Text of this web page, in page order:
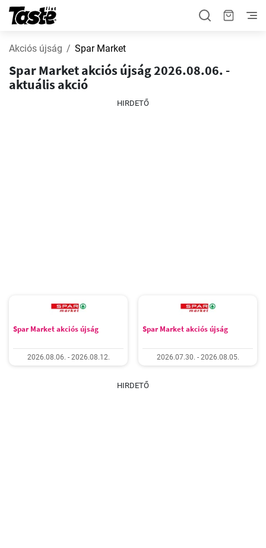
Akciós újság Spar Market
Spar Market akciós újság 2026.08.06. -
aktuális akció
HIRDETŐ
Spar Market akciós újság
2026.08.06. - 2026.08.12.
Spar Market akciós újság
2026.07.30. - 2026.08.05.
HIRDETŐ